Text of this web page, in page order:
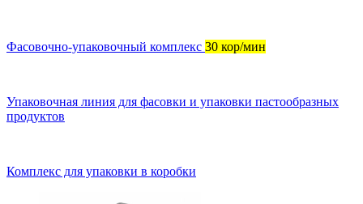
Фасовочно-упаковочный комплекс 30 кор/мин
Упаковочная линия для фасовки и упаковки пастообразных
продуктов
Комплекс для упаковки в коробки